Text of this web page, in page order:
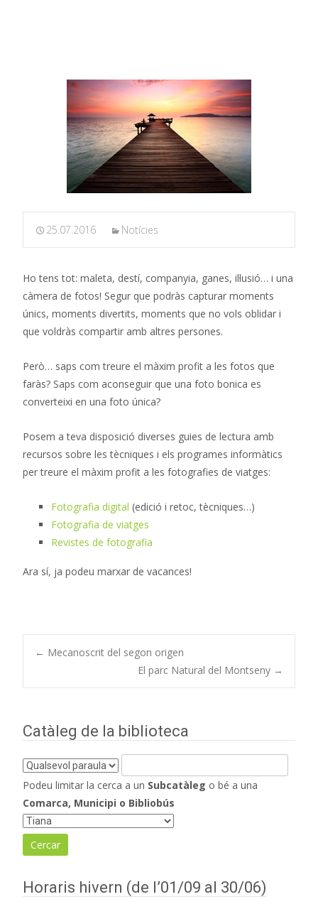
25.07.2016 Notícies
Ho tens tot: maleta, destí, companyia, ganes, il·lusió… i una
càmera de fotos! Segur que podràs capturar moments
únics, moments divertits, moments que no vols oblidar i
que voldràs compartir amb altres persones.
Però… saps com treure el màxim profit a les fotos que
faràs? Saps com aconseguir que una foto bonica es
converteixi en una foto única?
Posem a teva disposició diverses guies de lectura amb
recursos sobre les tècniques i els programes informàtics
per treure el màxim profit a les fotografies de viatges:
Fotografia digital (edició i retoc, tècniques…)
Fotografia de viatges
Revistes de fotografia
Ara sí, ja podeu marxar de vacances!
Navegació
← Mecanoscrit del segon origen
El parc Natural del Montseny →
Catàleg de la biblioteca
Podeu limitar la cerca a un Subcatàleg o bé a una
Comarca, Municipi o Bibliobús
Horaris hivern (de l’01/09 al 30/06)